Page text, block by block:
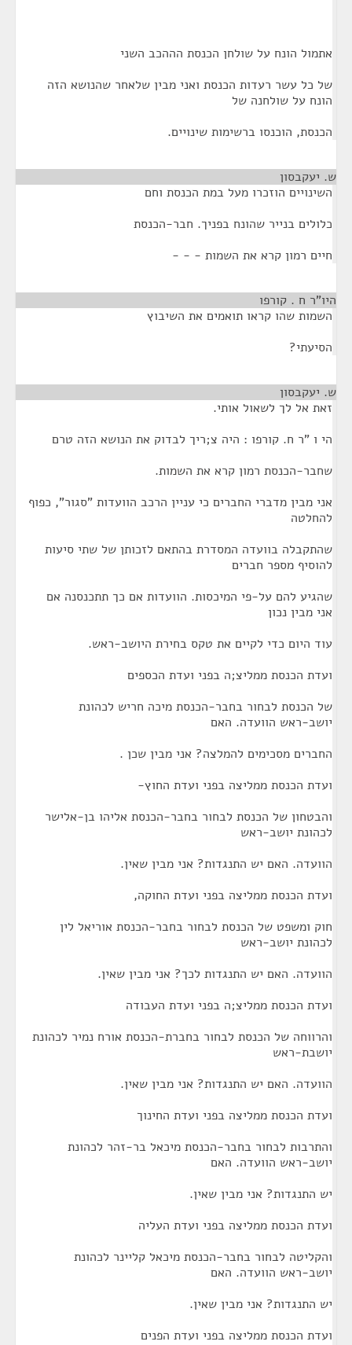
אתמול הונח על שולחן הכנסת הההכב השני
של כל עשר רעדות הכנסת ואני מבין שלאחר שהנושא הזה
הונח על שולחנה של
הכנסת, הוכנסו ברשימות שינויים.
ש. יעקבסון
השינויים הוזכרו מעל במת הכנסת וחם
כלולים בנייר שהונח בפניך. חבר-הכנסת
חיים רמון קרא את השמות - - -
היו"ר ח . קורפו
השמות שהו קראו תואמים את השיבוץ
הסיעתי?
ש. יעקבסון
זאת אל לך לשאול אותי.
הי ו "ר ח. קורפו : היה צ;ריך לבדוק את הנושא הזה טרם
שחבר-הכנסת רמון קרא את השמות.
אני מבין מדברי החברים כי עניין הרכב הוועדות "סגור", כפוף
להחלטה
שהתקבלה בוועדה המסדרת בהתאם לזכותן של שתי סיעות
להוסיף מספר חברים
שהגיע להם על-פי המיכסות. הוועדות אם כך תתכנסנה אם
אני מבין נכון
עוד היום כדי לקיים את טקס בחירת היושב-ראש.
ועדת הכנסת ממליצ;ה בפני ועדת הכספים
של הכנסת לבחור בחבר-הכנסת מיכה חריש לכהונת
יושב-ראש הוועדה. האם
החברים מסכימים להמלצה? אני מבין שכן .
ועדת הכנסת ממליצה בפני ועדת החוץ-
והבטחון של הכנסת לבחור בחבר-הכנסת אליהו בן-אלישר
לכהונת יושב-ראש
הוועדה. האם יש התנגדות? אני מבין שאין.
ועדת הכנסת ממליצה בפני ועדת החוקה,
חוק ומשפט של הכנסת לבחור בחבר-הכנסת אוריאל לין
לכהונת יושב-ראש
הוועדה. האם יש התנגדות לכך? אני מבין שאין.
ועדת הכנסת ממליצ;ה בפני ועדת העבודה
והרווחה של הכנסת לבחור בחברת-הכנסת אורח נמיר לכהונת
יושבת-ראש
הוועדה. האם יש התנגדות? אני מבין שאין.
ועדת הכנסת ממליצה בפני ועדת החינוך
והתרבות לבחור בחבר-הכנסת מיכאל בר-זהר לכהונת
יושב-ראש הוועדה. האם
יש התנגדות? אני מבין שאין.
ועדת הכנסת ממליצה בפני ועדת העליה
והקליטה לבחור בחבר-הכנסת מיכאל קליינר לכהונת
יושב-ראש הוועדה. האם
יש התנגדות? אני מבין שאין.
ועדת הכנסת ממליצה בפני ועדת הפנים